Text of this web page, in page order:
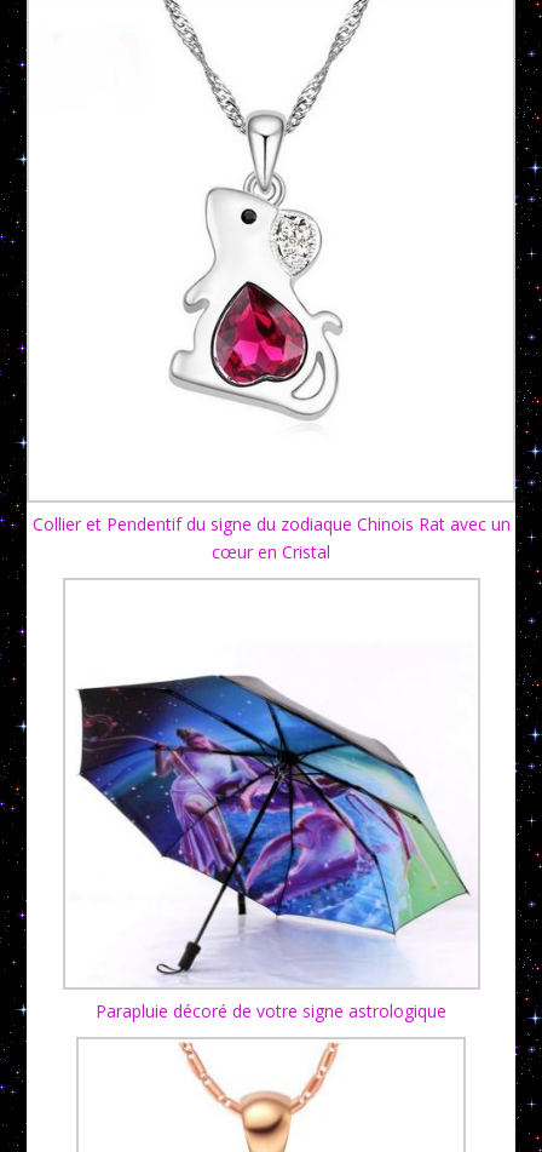
Collier et Pendentif du signe du zodiaque Chinois Rat avec un
cœur en Cristal
Parapluie décoré de votre signe astrologique